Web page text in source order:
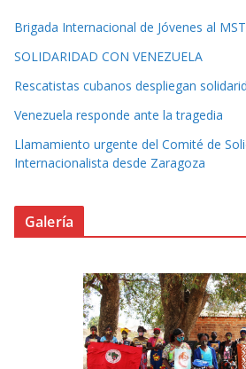
Brigada Internacional de Jóvenes al
SOLIDARIDAD CON VENEZUELA
Rescatistas cubanos despliegan
Venezuela responde ante la tragedia
Llamamiento urgente del Comité de
Internacionalista desde Zaragoza
Galería